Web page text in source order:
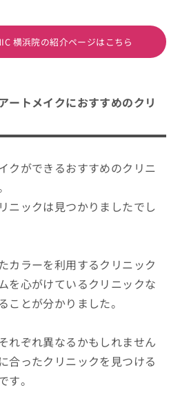
横浜院の紹介ページはこちら
ートメイクにおすすめのクリ
クができるおすすめのクリニ
ニックは見つかりましたでし
カラーを利用するクリニック
を心がけているクリニックな
ことが分かりました。
れぞれ異なるかもしれません
合ったクリニックを見つける
す。